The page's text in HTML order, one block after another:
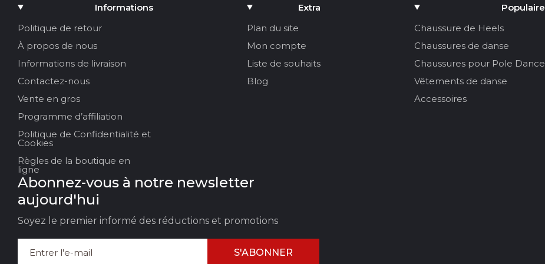
Votre nom :
Votre email
Titre de la revue
Votre avis :
LAISSER DES
ANNULER L'AVIS
Informations
Politique de retour
À propos de nous
Informations de livraison
Contactez-nous
Vente en gros
Programme d’affiliation
Politique de Confidentialité et
Cookies
Règles de la boutique en
ligne
Extra
Plan du site
Mon compte
Liste de souhaits
Blog
Populaire
Chaussure de Heels
Chaussures de danse
Chaussures pour Pole Dance
Vêtements de danse
Accessoires
Abonnez-vous à notre newsletter
aujourd'hui
Soyez le premier informé des réductions et promotions
S'ABONNER